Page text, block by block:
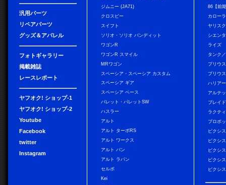
汎用パーツ
リペアパーツ
グッズ＆アパレル
フォトギャラリー
掲載雑誌
レースレポート
ヤフオク! ショップ-1
ヤフオク! ショップ-2
Youtube
Facebook
twitter
Instagram
ジムニー (JA71)
クロスビー
スイフト
ソリオ・ソリオ バンディット
ワゴンR
ワゴンR スマイル
MRワゴン
スペーシア・スペーシア カスタム
スペーシア ギア
スペーシア ベース
パレット・パレットSW
ハスラー
アルト
アルト ターボRS
アルト ワークス
アルト バン
アルト ラパン
セルボ
Kei
86【前
カロー
ヤリス
シエンタ
ライズ
タンク
プリウス
プリウ
ハリアー
アルテ
ブレイド
ラクテ
プロボ
ピクシ
ピクシ
ピクシ
ピクシ
ピクシ